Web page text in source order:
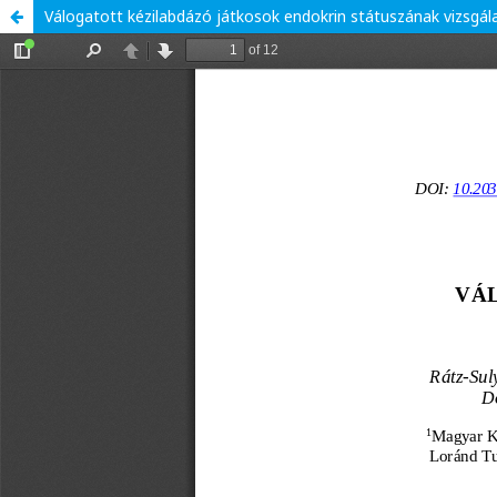
Válogatott kézilabdázó játkosok endokrin státuszának